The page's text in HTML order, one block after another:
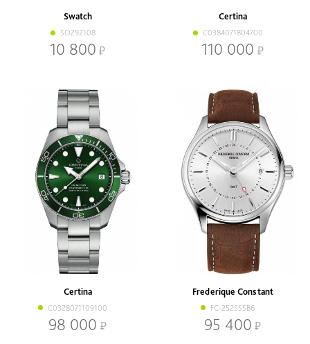
Swatch
SO29Z108
10 800
Certina
C0384071804700
110 000
Certina
C0328071109100
98 000
Frederique Constant
FC-252SS5B6
95 400